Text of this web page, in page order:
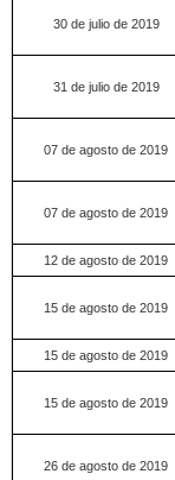
30 de julio de 2019
31 de julio de 2019
07 de agosto de 2019
07 de agosto de 2019
12 de agosto de 2019
15 de agosto de 2019
15 de agosto de 2019
15 de agosto de 2019
26 de agosto de 2019